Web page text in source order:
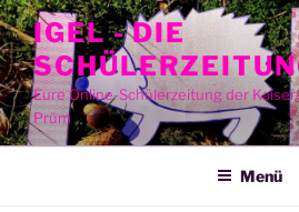
Zum
Inhalt
springen
IGEL - DIE
Eure Online-Schülerzeitung der
Prüm
Menü